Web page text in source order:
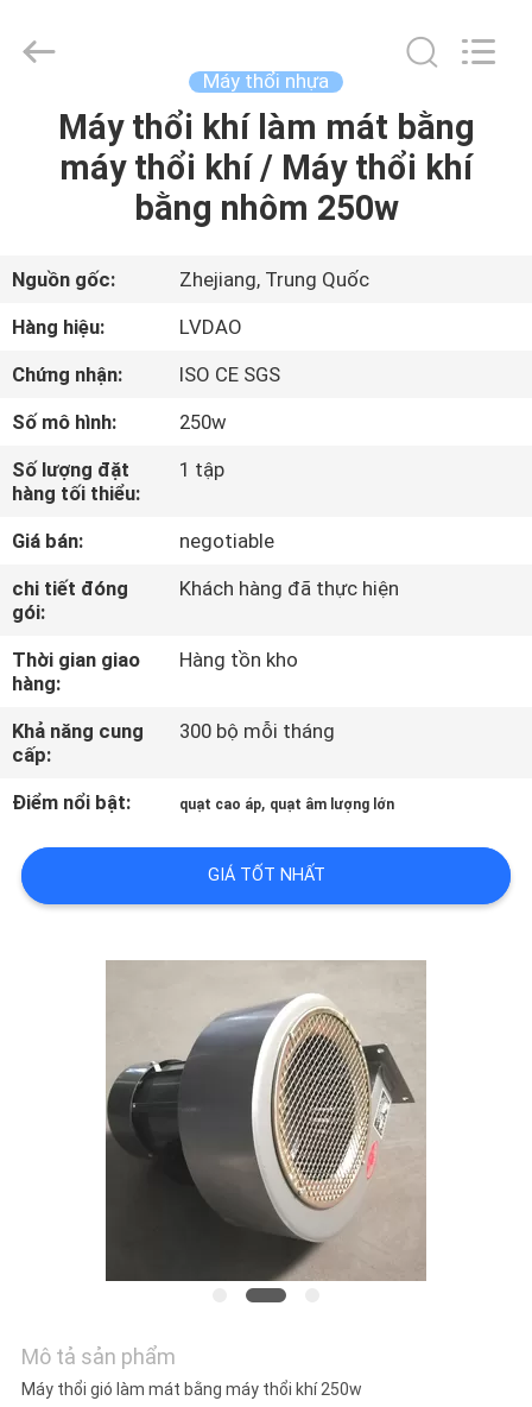
TRANG
CHỦ
SẢN
PHẨM
CHÚNG
TÔI
THAM
QUAN
MÁY
KIỂM
SOÁT
LƯỢNG
BÁO
GIÁ
INDUSTRIAL
TRADE
Máy thổi nhựa
Máy thổi khí làm mát bằng
máy thổi khí / Máy thổi khí
bằng nhôm 250w
Nguồn gốc:
Zhejiang, Trung Quốc
Hàng hiệu:
LVDAO
Chứng nhận:
ISO CE SGS
Số mô hình:
250w
Số lượng đặt
hàng tối thiểu:
1 tập
Giá bán:
negotiable
chi tiết đóng
gói:
Khách hàng đã thực hiện
Thời gian giao
hàng:
Hàng tồn kho
Khả năng cung
cấp:
300 bộ mỗi tháng
Điểm nổi bật: quạt cao áp, quạt âm lượng lớn
GIÁ TỐT NHẤT
Mô tả sản phẩm
Máy thổi gió làm mát bằng máy thổi khí 250w